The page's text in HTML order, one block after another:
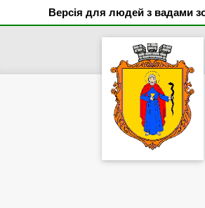
Версія для людей з вадами